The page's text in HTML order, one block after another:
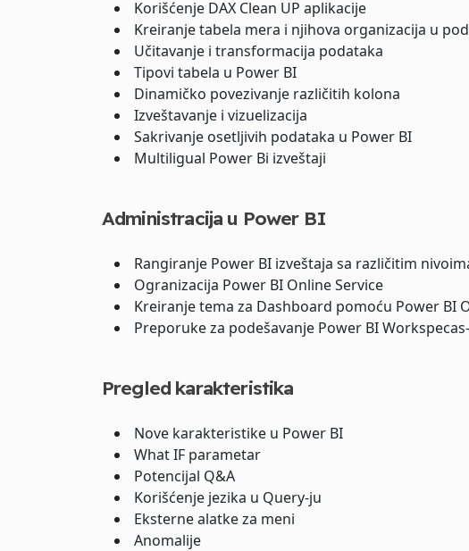
Korišćenje DAX Clean UP aplikacije
Kreiranje tabela mera i njihova organizacija u
Učitavanje i transformacija podataka
Tipovi tabela u Power BI
Dinamičko povezivanje različitih kolona
Izveštavanje i vizuelizacija
Sakrivanje osetljivih podataka u Power BI
Multiligual Power Bi izveštaji
Administracija u Power BI
Rangiranje Power BI izveštaja sa različitim
Ogranizacija Power BI Online Service
Kreiranje tema za Dashboard pomoću Power BI
Preporuke za podešavanje Power BI
Pregled karakteristika
Nove karakteristike u Power BI
What IF parametar
Potencijal Q&A
Korišćenje jezika u Query-ju
Eksterne alatke za meni
Anomalije